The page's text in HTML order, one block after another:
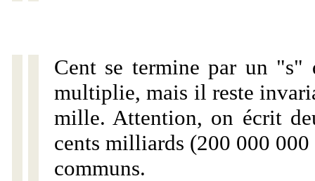
Cent se termine par un "s"
multiplie, mais il reste
mille. Attention, on écrit
cents milliards (200 000
communs.